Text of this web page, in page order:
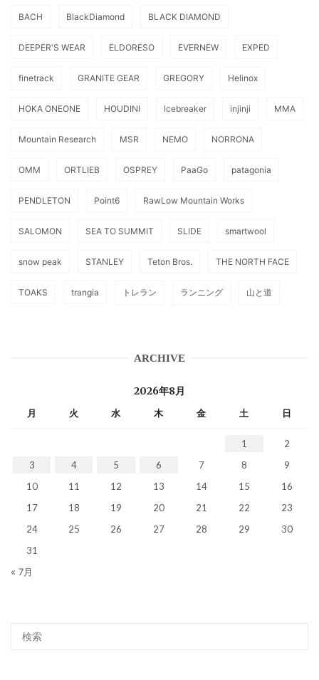
BACH BlackDiamond BLACK DIAMOND
DEEPER'S WEAR ELDORESO EVERNEW EXPED
finetrack GRANITE GEAR GREGORY Helinox
HOKA ONEONE HOUDINI Icebreaker injinji MMA
Mountain Research MSR NEMO NORRONA
OMM ORTLIEB OSPREY PaaGo patagonia
PENDLETON Point6 RawLow Mountain Works
SALOMON SEA TO SUMMIT SLIDE smartwool
snow peak STANLEY Teton Bros. THE NORTH FACE
TOAKS trangia トレラン ランニング 山と道
ARCHIVE
2026年8月
月 火 水 木 金 土 日
1
2
3
4 5 6 7 8
9
10
11 12 13 14 15
16
17
18 19 20 21 22
23
24
25 26 27 28 29
30
31
« 7月